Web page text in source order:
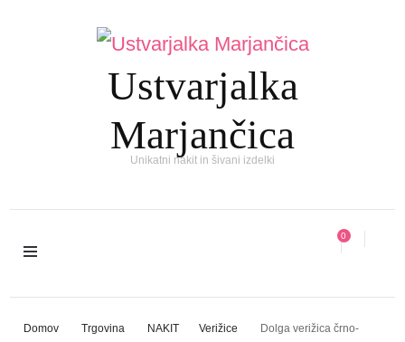
Ustvarjalka
Marjančica
Unikatni nakit in šivani izdelki
0
Domov Trgovina NAKIT Verižice Dolga verižica črno-